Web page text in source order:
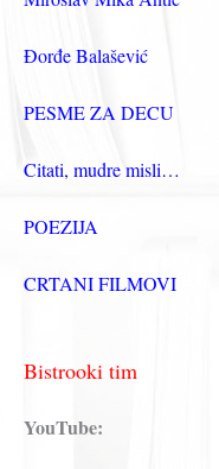
Đorđe Balašević
PESME ZA DECU
Citati, mudre misli…
POEZIJA
CRTANI FILMOVI
Bistrooki tim
YouTube: